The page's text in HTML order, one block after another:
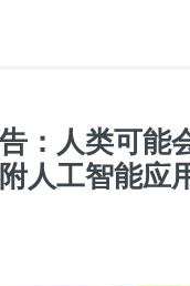
：人类可能
人工智能应